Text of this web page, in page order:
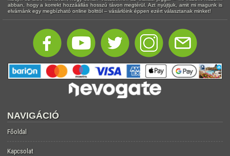
abban, hogy a korrekt hozzáállás hosszú távon megtérül. Azt nyújtjuk, amit mi magunk is
elvárnánk egy megbízható online bolttól – vásárlóink éppen ezért választanak minket!
NAVIGÁCIÓ
Főoldal
Kapcsolat